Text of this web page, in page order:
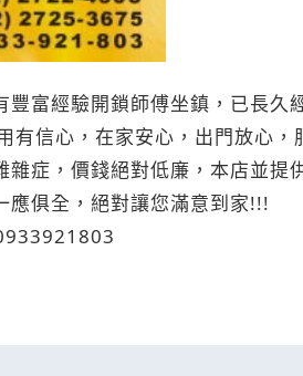
富經驗開鎖師傅坐鎮，已長久
信心，在家安心，出門放心
症，價錢絕對低廉，本店並提
應俱全，絕對讓您滿意到家!!!